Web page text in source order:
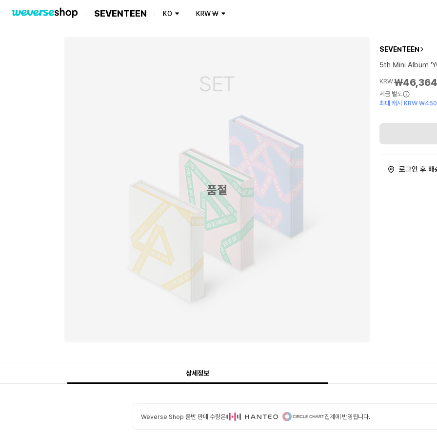
SEVENTEEN KO KRW₩
품절
SEVENTEEN
5th Mini Album
KRW
세금 별도
최대 캐시 KRW ₩450
로그인 후 배
상세정보
Weverse Shop 음반 판매 수량은 집계에 반영됩니다.